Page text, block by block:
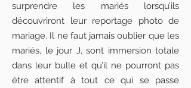
surprendre les mariés lorsqu’ils
découvriront leur reportage photo de
mariage. Il ne faut jamais oublier que les
mariés, le jour J, sont immersion totale
dans leur bulle et qu’il ne pourront pas
être attentif à tout ce qui se passe